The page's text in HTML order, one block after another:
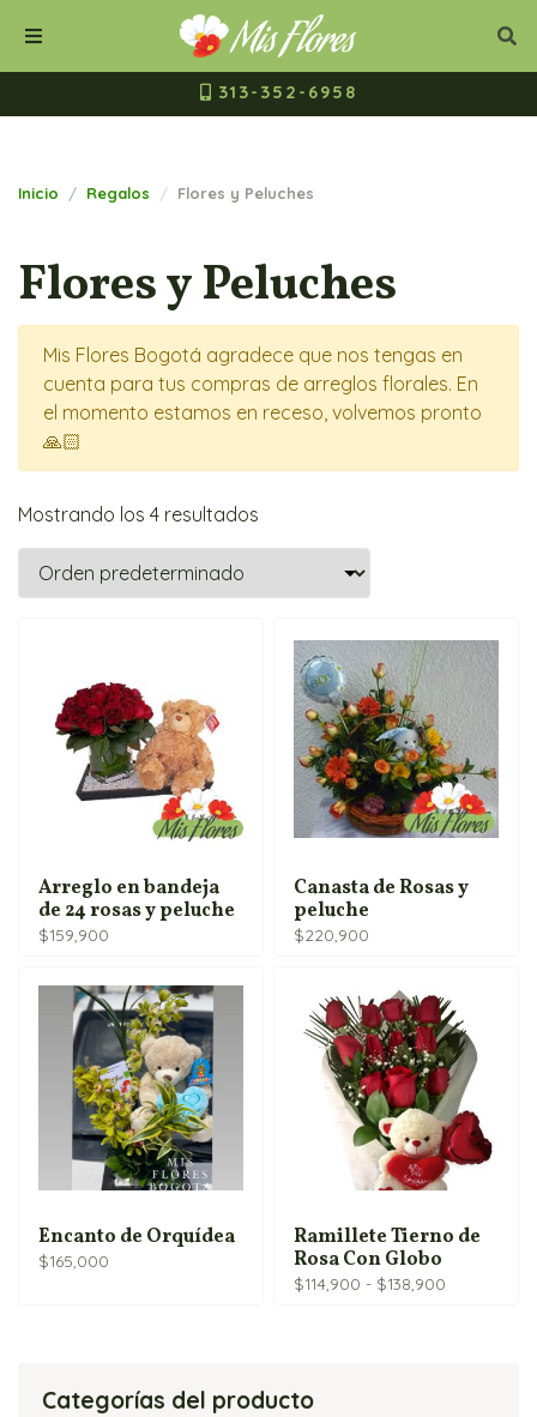
Cerrar
Buscar
313-352-6958
Inicio Regalos Flores y Peluches
Flores y Peluches
Mis Flores Bogotá agradece que nos tengas en
cuenta para tus compras de arreglos florales. En
el momento estamos en receso, volvemos pronto
🙏🏻
Mostrando los 4 resultados
Arreglo en bandeja
de 24 rosas y peluche
$159,900
Canasta de Rosas y
peluche
$220,900
Encanto de Orquídea
$165,000
Ramillete Tierno de
Rosa Con Globo
$114,900 - $138,900
Categorías del producto